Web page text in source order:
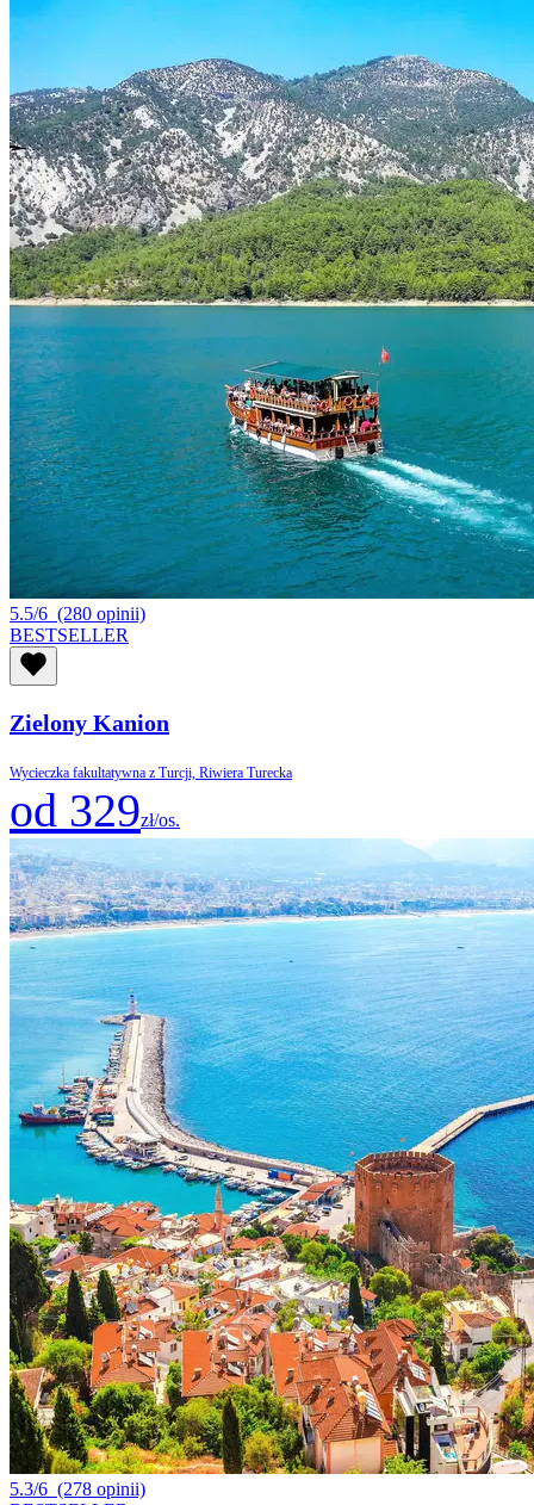
5.5/6 (280 opinii)
BESTSELLER
Zielony Kanion
Wycieczka fakultatywna z Turcji, Riwiera Turecka
od 329zł/os.
5.3/6 (278 opinii)